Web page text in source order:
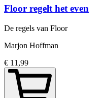
Floor regelt het even
De regels van Floor
Marjon Hoffman
€ 11,99